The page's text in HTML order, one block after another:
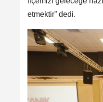
etmektir” dedi.